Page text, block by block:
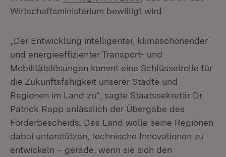
Wirtschaftsministerium bewilligt wird.
„Der Entwicklung intelligenter, klimaschonender
und energieeffizienter Transport- und
Mobilitätslösungen kommt eine Schlüsselrolle für
die Zukunftsfähigkeit unserer Städte und
Regionen im Land zu“, sagte Staatssekretär Dr.
Patrick Rapp anlässlich der Übergabe des
Förderbescheids. Das Land wolle seine Regionen
dabei unterstützen, technische Innovationen zu
entwickeln – gerade, wenn sie sich den